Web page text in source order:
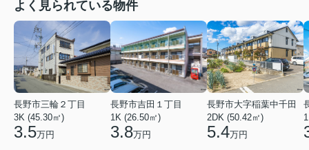
よく見られている物件
長野市三輪２丁目
3K (45.30㎡)
3.5万円
長野市吉田１丁目
1K (26.50㎡)
3.8万円
長野市大字稲葉中千田
2DK (50.42㎡)
5.4万円